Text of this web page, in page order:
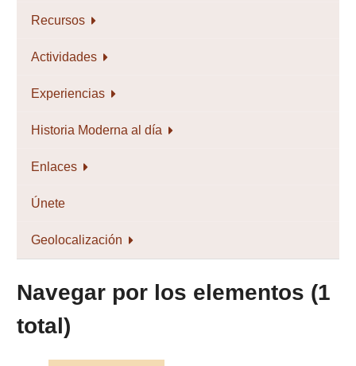
Recursos
Actividades
Experiencias
Historia Moderna al día
Enlaces
Únete
Geolocalización
Navegar por los elementos (1
total)